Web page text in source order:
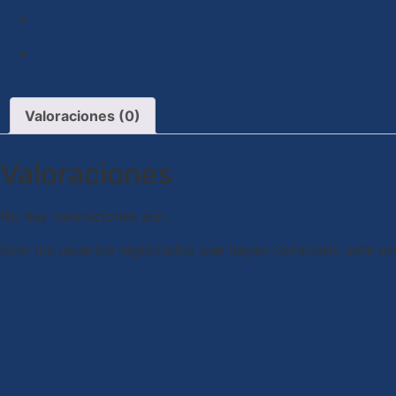
Valoraciones (0)
Valoraciones
No hay valoraciones aún.
Solo los usuarios registrados que hayan comprado este